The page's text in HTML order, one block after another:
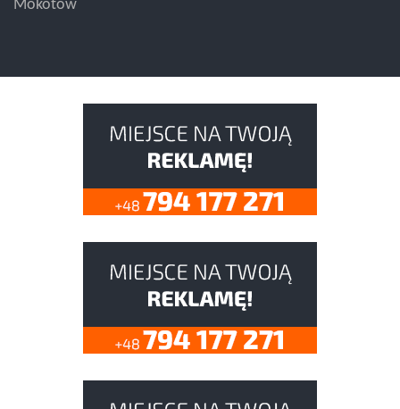
Mokotów